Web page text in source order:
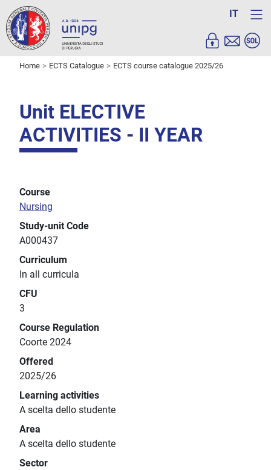
IT
Home ECTS Catalogue ECTS course catalogue 2025/26
Unit ELECTIVE
ACTIVITIES - II YEAR
Course
Nursing
Study-unit Code
A000437
Curriculum
In all curricula
CFU
3
Course Regulation
Coorte 2024
Offered
2025/26
Learning activities
A scelta dello studente
Area
A scelta dello studente
Sector